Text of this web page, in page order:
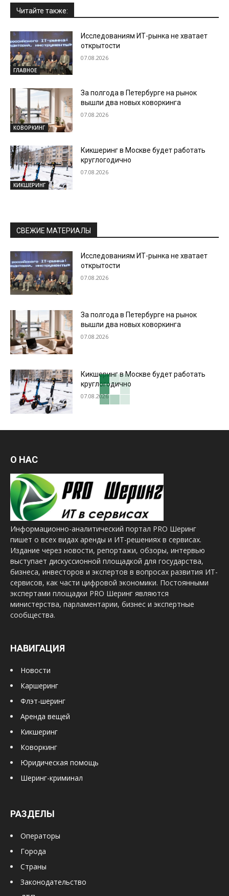
Читайте также:
ГЛАВНОЕ
Исследованиям ИТ-рынка не хватает
открытости
07.08.2026
КОВОРКИНГ
За полгода в Петербурге на рынок
вышли два новых коворкинга
07.08.2026
КИКШЕРИНГ
Кикшеринг в Москве будет работать
круглогодично
07.08.2026
СВЕЖИЕ МАТЕРИАЛЫ
Исследованиям ИТ-рынка не хватает
открытости
07.08.2026
За полгода в Петербурге на рынок
вышли два новых коворкинга
07.08.2026
Кикшеринг в Москве будет работать
круглогодично
07.08.2026
О НАС
Информационно-аналитический портал PRO Шеринг
пишет о всех видах аренды и ИТ-решениях в сервисах.
Издание через новости, репортажи, обзоры, интервью
выступает дискуссионной площадкой для государства,
бизнеса, инвесторов и экспертов в вопросах развития ИТ-
сервисов, как части цифровой экономики. Постоянными
экспертами площадки PRO Шеринг являются
министерства, парламентарии, бизнес и экспертные
сообщества.
НАВИГАЦИЯ
Новости
Каршеринг
Флэт-шеринг
Аренда вещей
Кикшеринг
Коворкинг
Юридическая помощь
Шеринг-криминал
РАЗДЕЛЫ
Операторы
Города
Страны
Законодательство